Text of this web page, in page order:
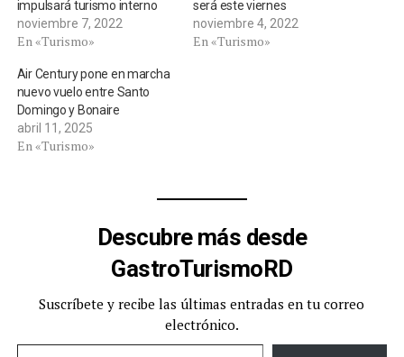
impulsará turismo interno
noviembre 7, 2022
En «Turismo»
será este viernes
noviembre 4, 2022
En «Turismo»
Air Century pone en marcha
nuevo vuelo entre Santo
Domingo y Bonaire
abril 11, 2025
En «Turismo»
Descubre más desde
GastroTurismoRD
Suscríbete y recibe las últimas entradas en tu correo
electrónico.
Escribe tu correo electrónico…